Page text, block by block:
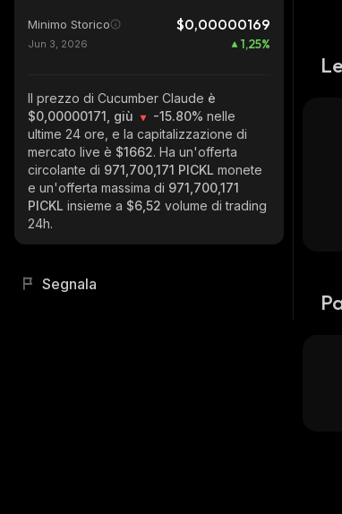
Minimo Storico $0,00000169
Jun 3, 2026 1,25%
Il prezzo di Cucumber Claude è
$0,00000171, giù
-15.80% nelle
ultime 24 ore, e la capitalizzazione di
mercato live è $1662. Ha un'offerta
circolante di 971,700,171 PICKL monete
e un'offerta massima di 971,700,171
PICKL insieme a $6,52 volume di trading
24h.
Segnala